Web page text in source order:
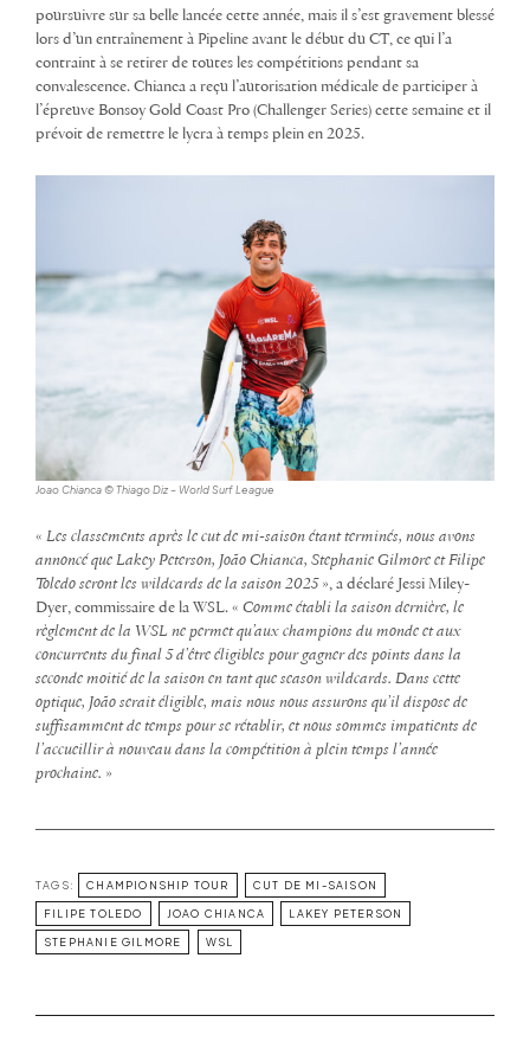
poursuivre sur sa belle lancée cette année, mais il s’est gravement blessé
lors d’un entraînement à Pipeline avant le début du CT, ce qui l’a
contraint à se retirer de toutes les compétitions pendant sa
convalescence. Chianca a reçu l’autorisation médicale de participer à
l’épreuve Bonsoy Gold Coast Pro (Challenger Series) cette semaine et il
prévoit de remettre le lycra à temps plein en 2025.
Joao Chianca © Thiago Diz – World Surf League
« Les classements après le cut de mi-saison étant terminés, nous avons
annoncé que Lakey Peterson, João Chianca, Stephanie Gilmore et Filipe
Toledo seront les wildcards de la saison 2025», a déclaré Jessi Miley-
Dyer, commissaire de la WSL. « Comme établi la saison dernière, le
règlement de la WSL ne permet qu’aux champions du monde et aux
concurrents du final 5 d’être éligibles pour gagner des points dans la
seconde moitié de la saison en tant que season wildcards. Dans cette
optique, João serait éligible, mais nous nous assurons qu’il dispose de
suffisamment de temps pour se rétablir, et nous sommes impatients de
l’accueillir à nouveau dans la compétition à plein temps l’année
prochaine. »
TAGS: CHAMPIONSHIP TOUR CUT DE MI-SAISON
FILIPE TOLEDO JOAO CHIANCA LAKEY PETERSON
STEPHANIE GILMORE WSL